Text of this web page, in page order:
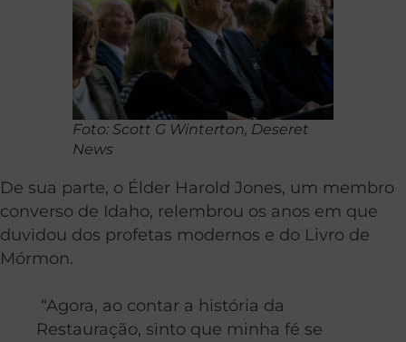
Foto: Scott G Winterton, Deseret
News
De sua parte, o Élder Harold Jones, um membro
converso de Idaho, relembrou os anos em que
duvidou dos profetas modernos e do Livro de
Mórmon.
“Agora, ao contar a história da
Restauração, sinto que minha fé se